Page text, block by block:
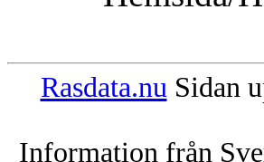
Rasdata.nu Sidan
Information från